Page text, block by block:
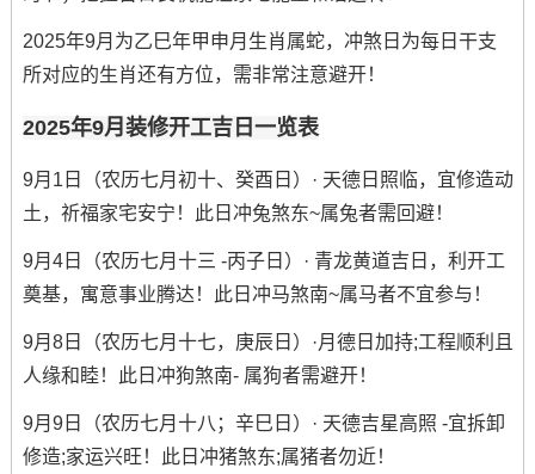
2025年9月为乙巳年甲申月生肖属蛇，冲煞日为每日干支
所对应的生肖还有方位，需非常注意避开！
2025年9月装修开工吉日一览表
9月1日（农历七月初十、癸酉日）· 天德日照临，宜修造动
土，祈福家宅安宁！此日冲兔煞东~属兔者需回避！
9月4日（农历七月十三 -丙子日）· 青龙黄道吉日，利开工
奠基，寓意事业腾达！此日冲马煞南~属马者不宜参与！
9月8日（农历七月十七，庚辰日）·月德日加持;工程顺利且
人缘和睦！此日冲狗煞南- 属狗者需避开！
9月9日（农历七月十八；辛巳日）· 天德吉星高照 -宜拆卸
修造;家运兴旺！此日冲猪煞东;属猪者勿近！